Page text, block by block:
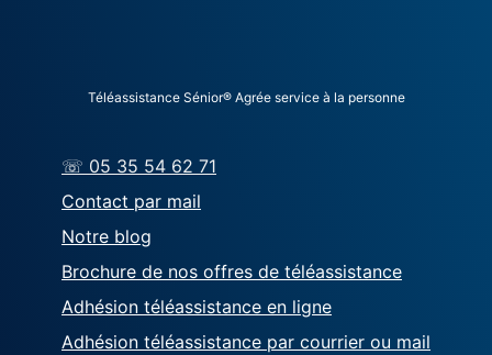
Téléassistance Sénior® Agrée service à la personne
☏ 05 35 54 62 71
Contact par mail
Notre blog
Brochure de nos offres de téléassistance
Adhésion téléassistance en ligne
Adhésion téléassistance par courrier ou mail